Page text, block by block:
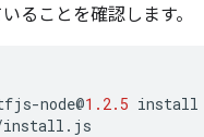
ることを確認します。
-node@1.2.5 install
install . js